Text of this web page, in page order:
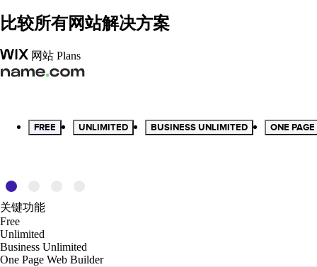
比较所有网站解决方案
网站 Plans
FREE UNLIMITED BUSINESS UNLIMITED ONE
关键功能
Free
Unlimited
Business Unlimited
One Page Web Builder